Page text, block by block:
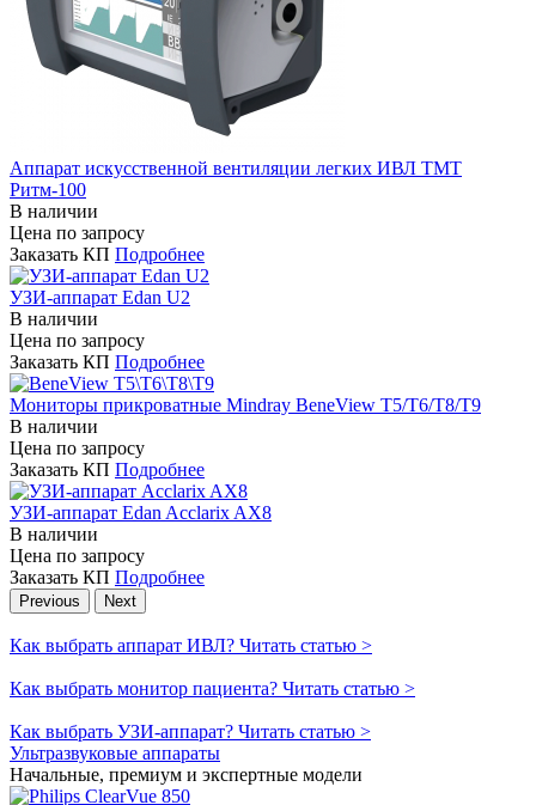
Аппарат искусственной вентиляции легких ИВЛ ТМТ
Ритм-100
В наличии
Цена по запросу
Заказать КП Подробнее
УЗИ-аппарат Edan U2
В наличии
Цена по запросу
Заказать КП Подробнее
Мониторы прикроватные Mindray BeneView T5/T6/T8/T9
В наличии
Цена по запросу
Заказать КП Подробнее
УЗИ-аппарат Edan Acclarix AX8
В наличии
Цена по запросу
Заказать КП Подробнее
Previous Next
Как выбрать аппарат ИВЛ? Читать статью >
Как выбрать монитор пациента? Читать статью >
Как выбрать УЗИ-аппарат? Читать статью >
Ультразвуковые аппараты
Начальные, премиум и экспертные модели